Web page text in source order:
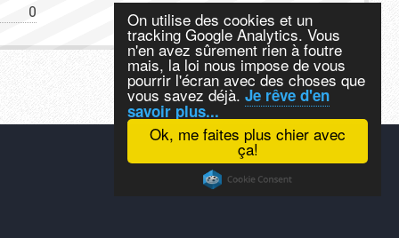
Ok, me faites plus chier avec
ça!
On utilise des cookies et un
tracking Google Analytics. Vous
n'en avez sûrement rien à foutre
mais, la loi nous impose de vous
pourrir l'écran avec des choses que
vous savez déjà. Je rêve d'en
savoir plus...
0